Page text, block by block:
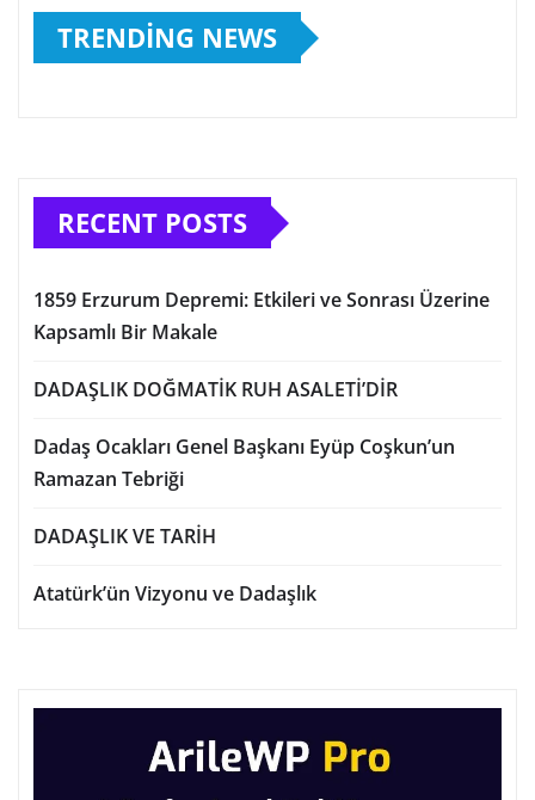
TRENDING NEWS
RECENT POSTS
1859 Erzurum Depremi: Etkileri ve Sonrası Üzerine
Kapsamlı Bir Makale
DADAŞLIK DOĞMATİK RUH ASALETİ’DİR
Dadaş Ocakları Genel Başkanı Eyüp Coşkun’un
Ramazan Tebriği
DADAŞLIK VE TARİH
Atatürk’ün Vizyonu ve Dadaşlık